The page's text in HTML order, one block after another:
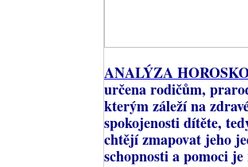
ANALÝZA
určena rodičům,
kterým záleží na
spokojenosti dítěte,
chtějí zmapovat jeho
schopnosti a pomoci